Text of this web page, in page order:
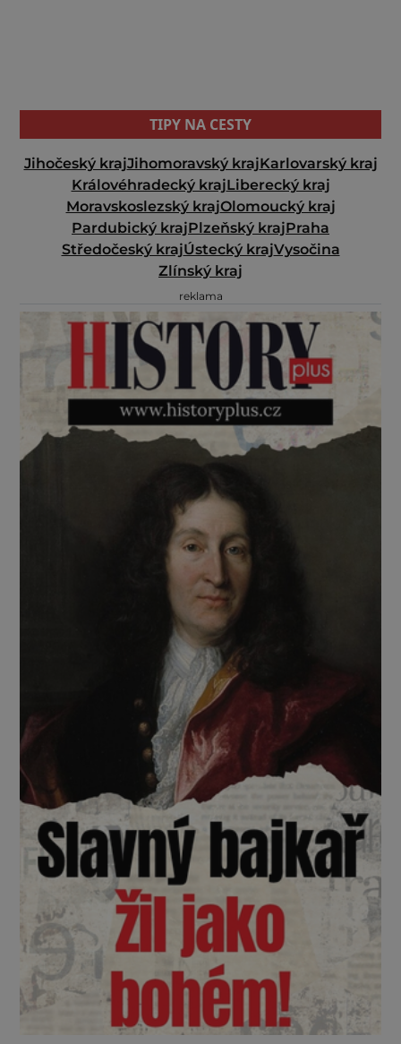
TIPY NA CESTY
Jihočeský krajJihomoravský krajKarlovarský kraj
Královéhradecký krajLiberecký kraj
Moravskoslezský krajOlomoucký kraj
Pardubický krajPlzeňský krajPraha
Středočeský krajÚstecký krajVysočina
Zlínský kraj
reklama